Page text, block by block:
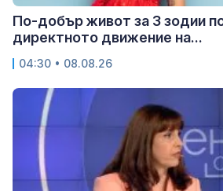
По-добър живот за 3 зодии
директното движение на...
04:30 • 08.08.26